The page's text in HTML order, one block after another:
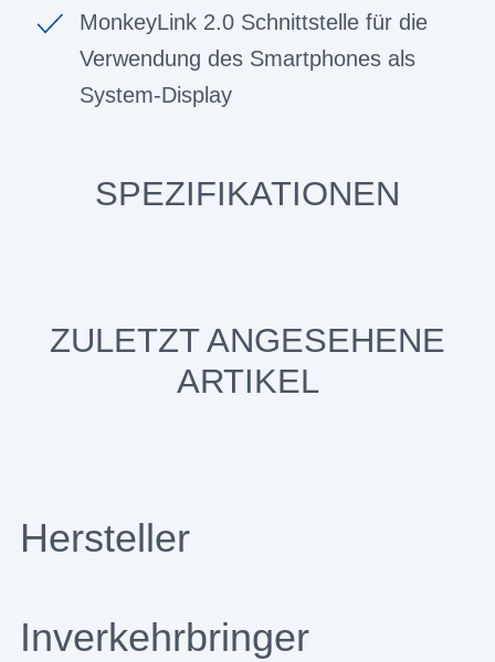
MonkeyLink 2.0 Schnittstelle für die
Verwendung des Smartphones als
System-Display
SPEZIFIKATIONEN
ZULETZT ANGESEHENE
ARTIKEL
Hersteller
Inverkehrbringer